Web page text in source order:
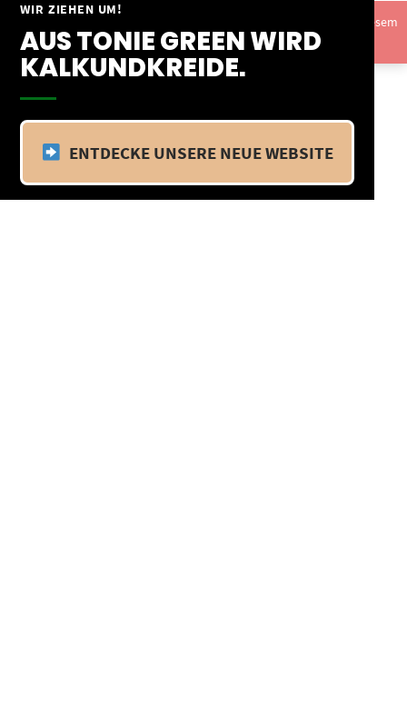
WIR ZIEHEN UM!
AUS TONIE GREEN WIRD
KALKUNDKREIDE.
ENTDECKE UNSERE NEUE WEBSITE
Springe
Inhalt
Vom 09.04.25 - 20.04.25 befinden wir uns im Betriebsurlaub. In diesem
Zeitraum findet kein Versand statt.Ausblenden